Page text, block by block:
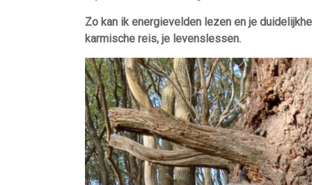
Zo kan ik energievelden lezen en je
karmische reis, je levenslessen.